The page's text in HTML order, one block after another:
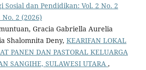
Sosial dan Pendidikan: Vol. 2 No. 2
No. 2 (2026)
Gracia Gabriella Aurelia
Shalomnita Deny, KEARIFAN LOKAL
PANEN DAN PASTORAL KELUARGA
SANGIHE, SULAWESI UTARA ,